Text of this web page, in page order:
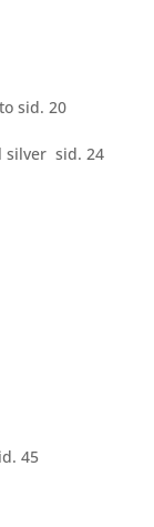
sid. 20
silversid. 24
45